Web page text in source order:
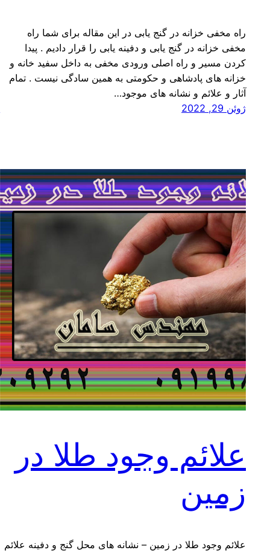
راه مخفی خزانه در گنج یابی در این مقاله برای شما راه
مخفی خزانه در گنج یابی و دفینه یابی را قرار دادیم . پیدا
کردن مسیر و راه اصلی ورودی مخفی به داخل سفید خانه و
خزانه های پادشاهی و حکومتی به همین سادگی نیست . تمام
آثار و علائم و نشانه های موجود…
ژوئن 29, 2022
علائم وجود طلا در
زمین
علائم وجود طلا در زمین – نشانه های محل گنج و دفینه علائم